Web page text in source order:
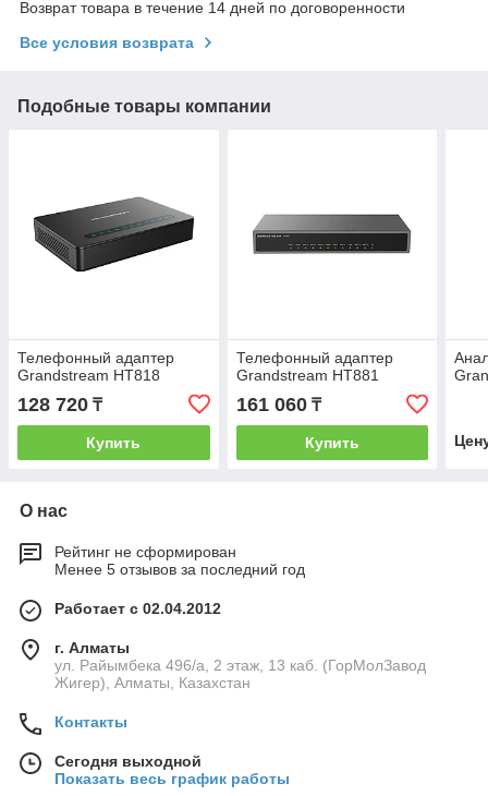
Возврат товара в течение 14 дней по договоренности
Все условия возврата
Подобные товары компании
Телефонный адаптер
Grandstream HT818
128 720 ₸
Купить
Телефонный адаптер
Grandstream HT881
161 060₸
Купить
О нас
Рейтинг не сформирован
Менее 5 отзывов за последний год
Работает с 02.04.2012
г. Алматы
ул. Райымбека 496/а, 2 этаж, 13 каб. (ГорМолЗавод
Жигер), Алматы, Казахстан
Контакты
Сегодня выходной
Показать весь график работы